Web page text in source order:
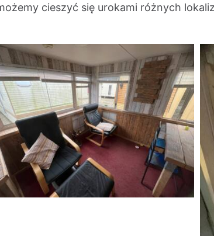
cieszyć się urokami różnych